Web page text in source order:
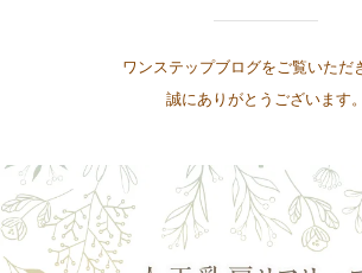
ワンステップブログをご覧いただ
誠にありがとうございます。